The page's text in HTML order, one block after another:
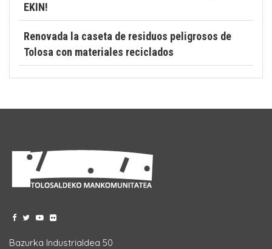
EKIN!
Renovada la caseta de residuos peligrosos de
Tolosa con materiales reciclados
Bazurka Industrialdea 50